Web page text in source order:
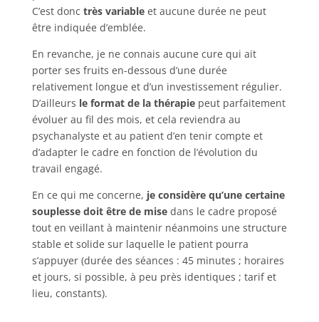
C’est donc très variableet aucune durée ne peut
être indiquée d’emblée.
En revanche, je ne connais aucune cure qui ait
porter ses fruits en-dessous d’une durée
relativement longue et d’un investissement régulier.
D’ailleurs le format de la thérapiepeut parfaitement
évoluer au fil des mois, et cela reviendra au
psychanalyste et au patient d’en tenir compte et
d’adapter le cadre en fonction de l’évolution du
travail engagé.
En ce qui me concerne, je considère qu’une certaine
souplesse doit être de misedans le cadre proposé
tout en veillant à maintenir néanmoins une structure
stable et solide sur laquelle le patient pourra
s’appuyer (durée des séances : 45 minutes ; horaires
et jours, si possible, à peu près identiques ; tarif et
lieu, constants).